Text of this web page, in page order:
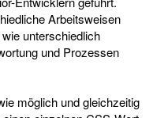
Arbeitsweisen
unterschiedlich
und Prozessen
möglich und gleichzeitig